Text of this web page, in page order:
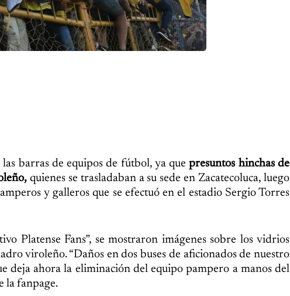
barras de equipos de fútbol, ya que presuntos hinchas de
quienes se trasladaban a su sede en Zacatecoluca, luego
y galleros que se efectuó en el estadio Sergio Torres
Platense Fans”, se mostraron imágenes sobre los vidrios
viroleño. “Daños en dos buses de aficionados de nuestro
deja ahora la eliminación del equipo pampero a manos del
la fanpage.